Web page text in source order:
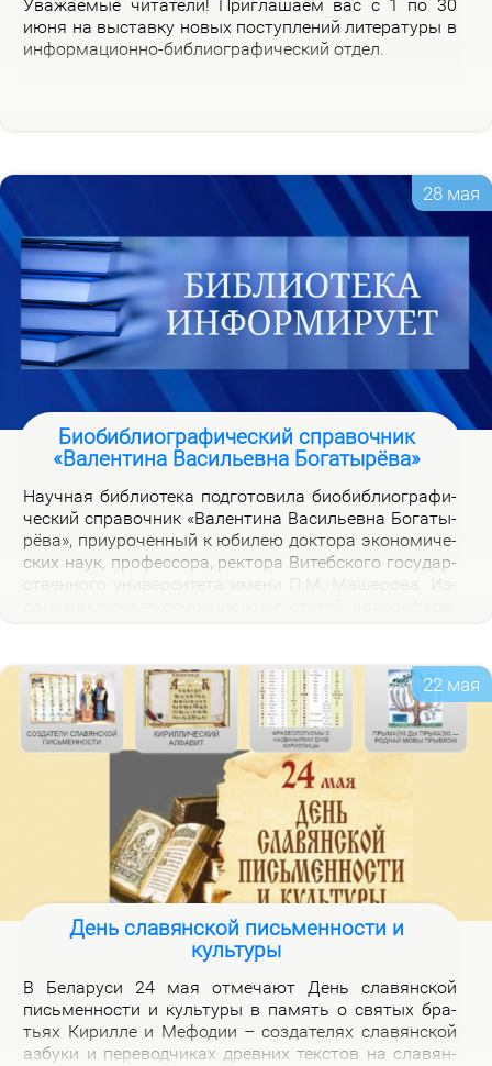
Ува­жа­е­мые чи­та­те­ли! При­гла­ша­ем вас с 1 по 30
июня на вы­став­ку но­вых по­ступ­ле­ний ли­те­ра­ту­ры в
ин­фор­ма­ци­он­но-биб­лио­гра­фи­че­ский от­дел.
28 мая
Биобиблиографический справочник
«Валентина Васильевна Богатырёва»
На­уч­ная биб­лио­те­ка под­го­то­ви­ла био­биб­лио­гра­фи­
че­ский спра­воч­ник «Ва­лен­ти­на Ва­си­льев­на Бо­га­ты­
рё­ва», при­уро­чен­ный к юби­лею док­то­ра эко­но­ми­че­
ских на­ук, про­фес­со­ра, рек­то­ра Ви­теб­ско­го го­судар­
22 мая
День славянской письменности и
культуры
В Бе­ла­ру­си 24 мая от­ме­ча­ют День сла­вян­ской
пись­мен­но­сти и куль­ту­ры в па­мять о свя­тых бра­
тьях Ки­рил­ле и Ме­фо­дии – со­зда­те­лях сла­вян­ской
аз­бу­ки и пе­ре­вод­чи­ках древ­них тек­стов на сла­вян­